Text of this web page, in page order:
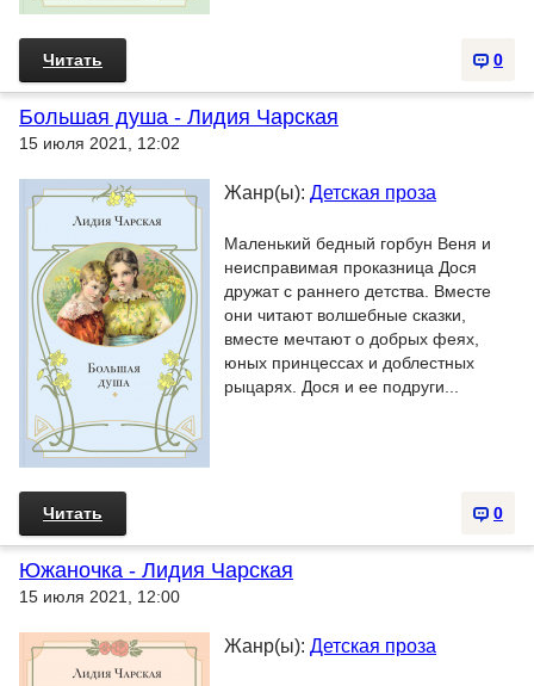
0
Читать
Большая душа - Лидия Чарская
15 июля 2021, 12:02
Жанр(ы): Детская проза
Маленький бедный горбун Веня и
неисправимая проказница Дося
дружат с раннего детства. Вместе
они читают волшебные сказки,
вместе мечтают о добрых феях,
юных принцессах и доблестных
рыцарях. Дося и ее подруги...
0
Читать
Южаночка - Лидия Чарская
15 июля 2021, 12:00
Жанр(ы): Детская проза